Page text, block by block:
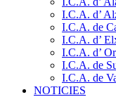
I.C.A. d’
I.C.A. de
I.C.A. d’
I.C.A. d’
I.C.A. de
I.C.A. de
NOTICIES